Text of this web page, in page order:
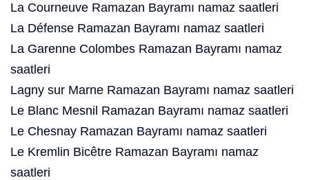
La Courneuve Ramazan Bayramı namaz saatleri
La Défense Ramazan Bayramı namaz saatleri
La Garenne Colombes Ramazan Bayramı namaz
saatleri
Lagny sur Marne Ramazan Bayramı namaz saatleri
Le Blanc Mesnil Ramazan Bayramı namaz saatleri
Le Chesnay Ramazan Bayramı namaz saatleri
Le Kremlin Bicêtre Ramazan Bayramı namaz
saatleri